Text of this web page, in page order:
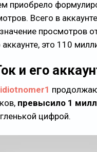
приобрело
Всего в
просмотров
это 110
и его
превысило 1
цифрой.